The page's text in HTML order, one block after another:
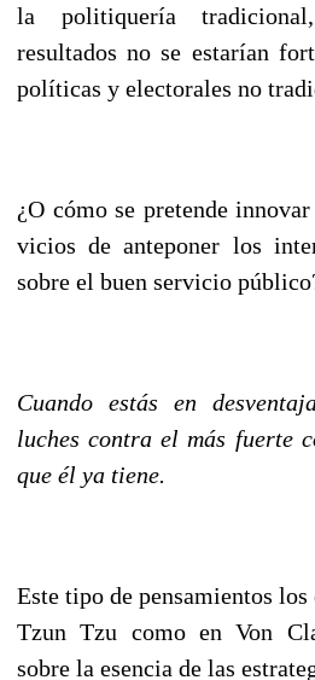
la politiquería
resultados no se estarían
políticas y electorales no
¿O cómo se pretende
vicios de anteponer los
sobre el buen servicio
Cuando estás en
luches contra el más fuerte
que él ya tiene.
Este tipo de pensamientos
Tzun Tzu como en Von
sobre la esencia de las